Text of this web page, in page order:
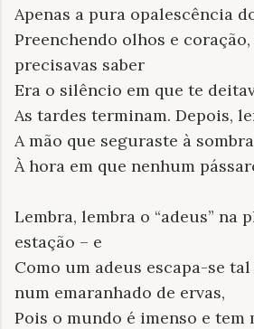
Apenas a pura opalescência
Preenchendo olhos e
precisavas saber
Era o silêncio em que te
As tardes terminam. Depois,
A mão que seguraste à
À hora em que nenhum
Lembra, lembra o “adeus” na
estação – e
Como um adeus escapa-se
num emaranhado de ervas,
Pois o mundo é imenso e tem